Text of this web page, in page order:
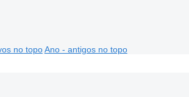
no topo Ano - antigos no topo